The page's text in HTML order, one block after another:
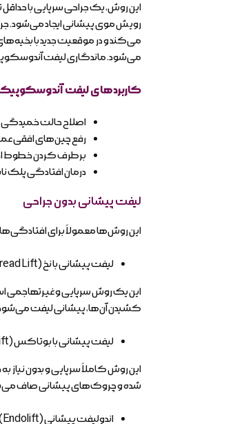
رویش موی پیشانی ایجاد می‌شود.
می‌کند و در موقعیت جدید با
می‌شود. ماندگاری لیفت آندوسکوپیک
کاربردهای لیفت
اصلاح حالت خمیدگی
رفع چین‌های افقی
برطرف کردن خطوط اخم
درمان افتادگی پلک
لیفت پیشانی بدون جراحی
این روش‌ها معمولاً برای
لیفت پیشانی با نخ (Thread Lift):
این یک روش سرپایی و غیرتهاجمی
کشیدن آن‌ها، پیشانی لیفت می‌شود.
لیفت پیشانی با بوتاکس (Botox Forehead Lift):
این روش کاملاً سرپایی و بدون
شده و چروک‌های پیشانی صاف می‌شوند.
اندولیفت پیشانی (Endolift):